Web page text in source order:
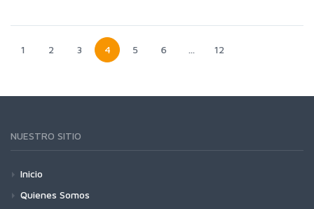
1 2 3 4 5 6 … 12
NUESTRO SITIO
Inicio
Quienes Somos